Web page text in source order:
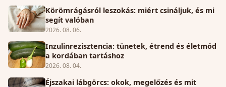
Körömrágásról leszokás: miért csináljuk, és mi
segít valóban
2026. 08. 06.
Inzulinrezisztencia: tünetek, étrend és életmód
a kordában tartáshoz
2026. 08. 04.
Éjszakai lábgörcs: okok, megelőzés és mit